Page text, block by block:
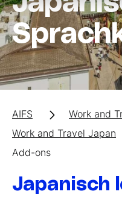
AIFS Work and
Work and Travel Japan
Add-ons
Japanisch